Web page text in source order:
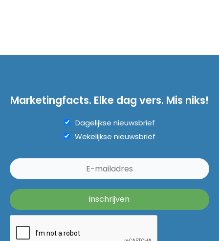
Marketingfacts. Elke dag vers. Mis niks!
Dagelijkse nieuwsbrief
Wekelijkse nieuwsbrief